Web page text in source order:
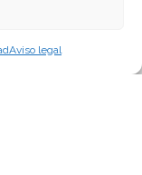
Aviso legal